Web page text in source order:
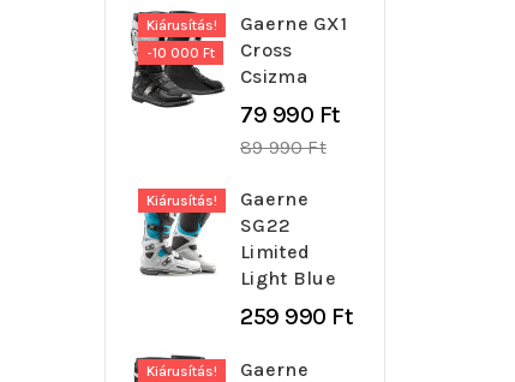
Kiárusítás!
-10 000 Ft
Gaerne GX1
Cross
Csizma
79 990 FtRegular
89 990 Ft
Kiárusítás!
Gaerne
SG22
Limited
Light Blue
259 990 Ft
Kiárusítás!
Gaerne